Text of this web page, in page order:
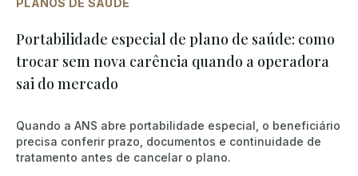
PLANOS DE SAÚDE
Portabilidade especial de plano de saúde: como
trocar sem nova carência quando a operadora
sai do mercado
Quando a ANS abre portabilidade especial, o beneficiário
precisa conferir prazo, documentos e continuidade de
tratamento antes de cancelar o plano.